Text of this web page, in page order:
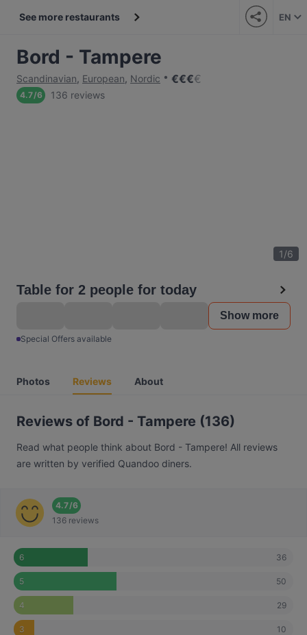
See more restaurants EN
Bord - Tampere
Scandinavian, European, Nordic €€€€
4.7/6 136 reviews
1/6
Table for 2 people for today
Show more
Special Offers available
Photos Reviews About
Reviews of Bord - Tampere (136)
Read what people think about Bord - Tampere! All reviews
are written by verified Quandoo diners.
4.7/6
136 reviews
6 36
5 50
4 29
3 10